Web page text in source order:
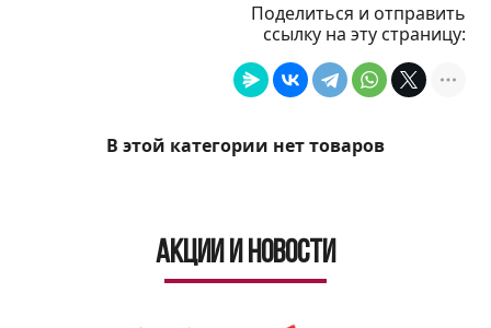
Поделиться и отправить
ссылку на эту страницу:
В этой категории нет товаров
Акции и новости